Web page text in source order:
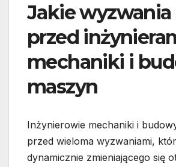
Jakie wyzwania
przed
mechaniki i
maszyn
Inżynierowie mechaniki i
przed wieloma wyzwaniami,
dynamicznie zmieniającego się